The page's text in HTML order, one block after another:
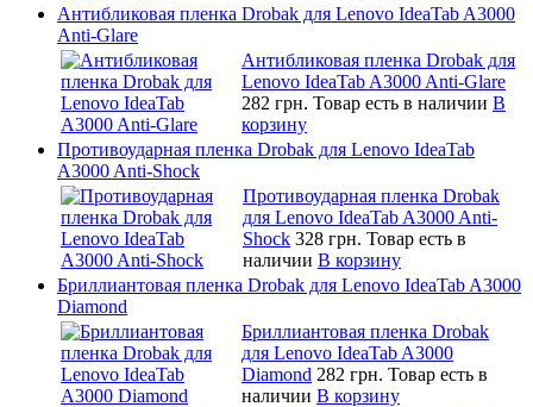
Антибликовая пленка Drobak для Lenovo IdeaTab A3000
Anti-Glare
Антибликовая пленка Drobak для
Lenovo IdeaTab A3000 Anti-Glare
282 грн. Товар есть в наличии В
корзину
Противоударная пленка Drobak для Lenovo IdeaTab
A3000 Anti-Shock
Противоударная пленка Drobak
для Lenovo IdeaTab A3000 Anti-
Shock 328 грн. Товар есть в
наличии В корзину
Бриллиантовая пленка Drobak для Lenovo IdeaTab A3000
Diamond
Бриллиантовая пленка Drobak
для Lenovo IdeaTab A3000
Diamond 282 грн. Товар есть в
наличии В корзину